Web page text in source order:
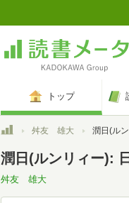
トップ
トップ舛友 雄大 潤日(ルンリィ
潤日(ルンリィー):
舛友 雄大